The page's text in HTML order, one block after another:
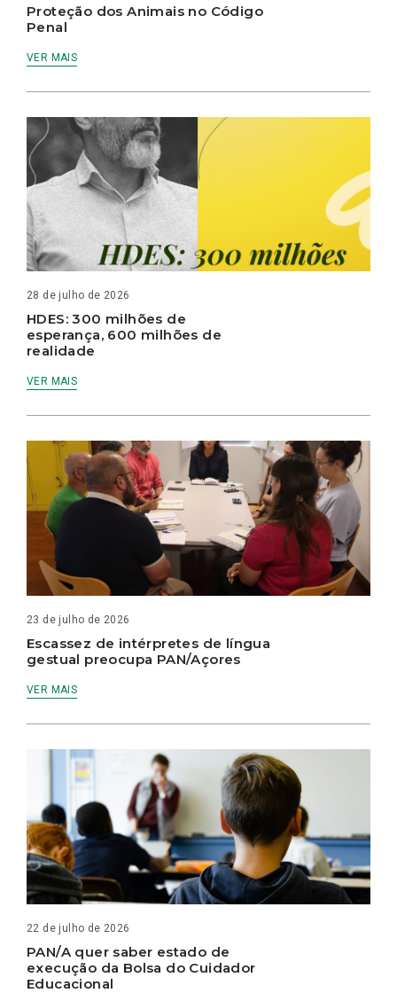
Proteção dos Animais no Código
Penal
VER MAIS
28 de julho de 2026
HDES: 300 milhões de
esperança, 600 milhões de
realidade
VER MAIS
23 de julho de 2026
Escassez de intérpretes de língua
gestual preocupa PAN/Açores
VER MAIS
22 de julho de 2026
PAN/A quer saber estado de
execução da Bolsa do Cuidador
Educacional